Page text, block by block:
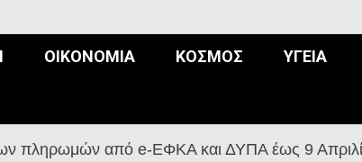
ΟΙΚΟΝΟΜΊΑ ΚΌΣΜΟΣ ΥΓΕΊΑ
πληρωμών από e-ΕΦΚΑ και ΔΥΠΑ έως 9